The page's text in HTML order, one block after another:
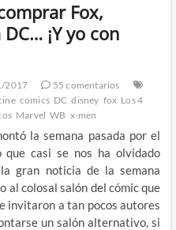
Fox,
¡Y yo con
2017
55 comentarios
comics DC disney fox Los 4
Marvel WB x-men
la semana pasada por el
que casi se nos ha olvidado
gran noticia de la semana
al colosal salón del cómic que
invitaron a tan pocos autores
un salón alternativo, si